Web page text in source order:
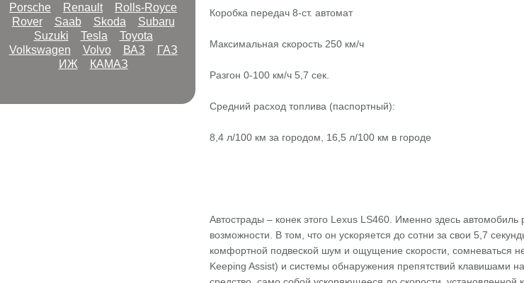
Porsche
Renault
Rolls-Royce
Rover
Saab Skoda
Subaru
Suzuki
Tesla
Toyota
Volkswagen
Volvo ВАЗ
ГАЗ
ИЖ
КАМАЗ
Коробка передач 8-cт. автомат
Максимальная скорость 250 км/ч
Разгон 0-100 км/ч 5,7 сек.
Средний расход топлива (паспортный):
8,4 л/100 км за городом, 16,5 л/100 км в городе
Автострады – конек этого Lexus LS460. Именно здесь
возможности. В том, что он ускоряется до сотни за свои 5,7
комфортной подвеской шум и ощущение скорости, сомневаться
Keeping Assist) и системы обнаружения препятствий клавишами